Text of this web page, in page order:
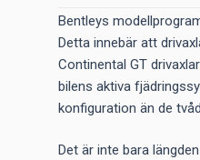
Bentleys
Detta innebär att
Continental GT
bilens aktiva
konfiguration än de
Det är inte bara